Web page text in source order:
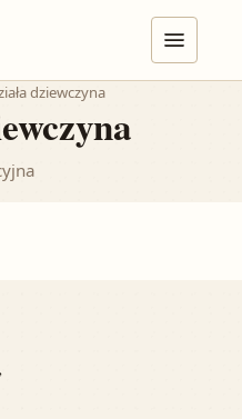
dziewczyna
tekst